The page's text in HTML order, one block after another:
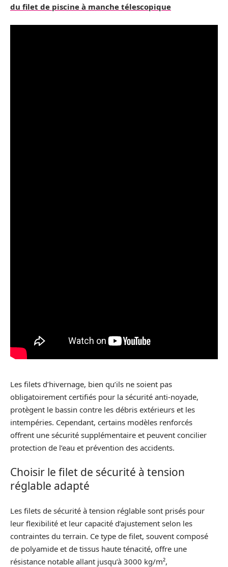
du filet de piscine à manche télescopique
Les filets d’hivernage, bien qu’ils ne soient pas
obligatoirement certifiés pour la sécurité anti-noyade,
protègent le bassin contre les débris extérieurs et les
intempéries. Cependant, certains modèles renforcés
offrent une sécurité supplémentaire et peuvent concilier
protection de l’eau et prévention des accidents.
Choisir le filet de sécurité à tension
réglable adapté
Les filets de sécurité à tension réglable sont prisés pour
leur flexibilité et leur capacité d’ajustement selon les
contraintes du terrain. Ce type de filet, souvent composé
de polyamide et de tissus haute ténacité, offre une
résistance notable allant jusqu’à 3000 kg/m²,